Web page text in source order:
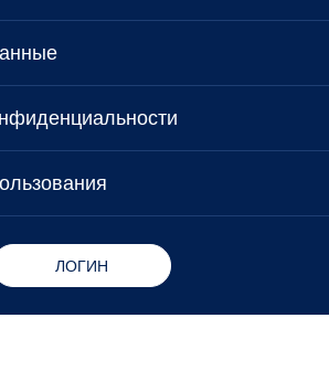
ЛОГИН